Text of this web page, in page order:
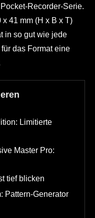
Recorder-Serie.
41 mm (H x B x T)
in so gut wie jede
das Format eine
Limitierte
Master Pro:
tief blicken
Pattern-Generator